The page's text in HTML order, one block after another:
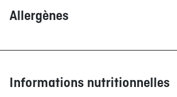
Allergènes
Moutarde
Oeufs
Informations nutritionnelles